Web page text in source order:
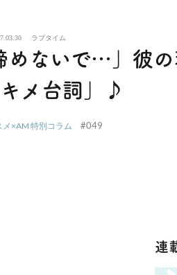
ラブタイム
めないで…」彼
メ台詞」♪
メ×AM 特別コラム #049
連